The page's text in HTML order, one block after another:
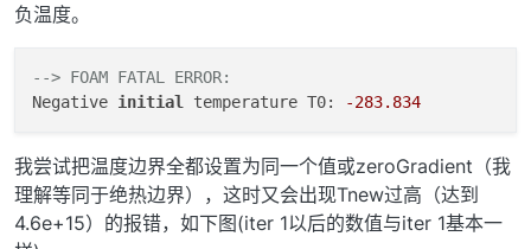
负温度。
--> FOAM FATAL ERROR:
Negative initial temperature T0: -283.834
我尝试把温度边界全都设置为同一个值或zeroGradient（我
理解等同于绝热边界），这时又会出现Tnew过高（达到
4.6e+15）的报错，如下图(iter 1以后的数值与iter 1基本一